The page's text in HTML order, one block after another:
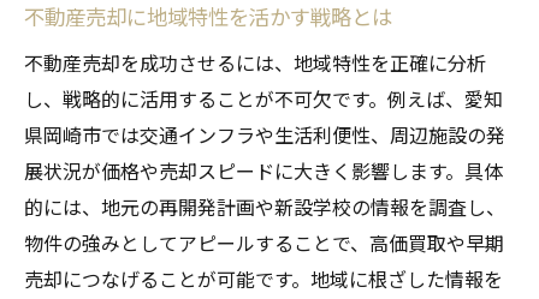
不動産売却に地域特性を活かす戦略とは
不動産売却を成功させるには、地域特性を正確に分析
し、戦略的に活用することが不可欠です。例えば、愛知
県岡崎市では交通インフラや生活利便性、周辺施設の発
展状況が価格や売却スピードに大きく影響します。具体
的には、地元の再開発計画や新設学校の情報を調査し、
物件の強みとしてアピールすることで、高価買取や早期
売却につなげることが可能です。地域に根ざした情報を